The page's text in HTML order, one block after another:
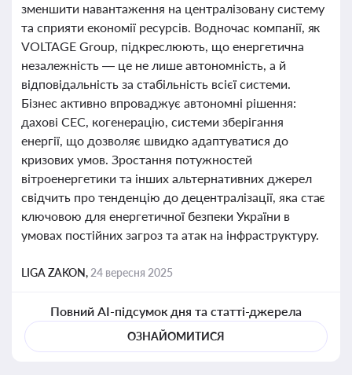
зменшити навантаження на централізовану систему
та сприяти економії ресурсів. Водночас компанії, як
VOLTAGE Group, підкреслюють, що енергетична
незалежність — це не лише автономність, а й
відповідальність за стабільність всієї системи.
Бізнес активно впроваджує автономні рішення:
дахові СЕС, когенерацію, системи зберігання
енергії, що дозволяє швидко адаптуватися до
кризових умов. Зростання потужностей
вітроенергетики та інших альтернативних джерел
свідчить про тенденцію до децентралізації, яка стає
ключовою для енергетичної безпеки України в
умовах постійних загроз та атак на інфраструктуру.
LIGA ZAKON, 24 вересня 2025
Повний AI-підсумок дня та статті-джерела
ОЗНАЙОМИТИСЯ